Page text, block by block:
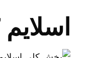
اسلایم 7 رنگ